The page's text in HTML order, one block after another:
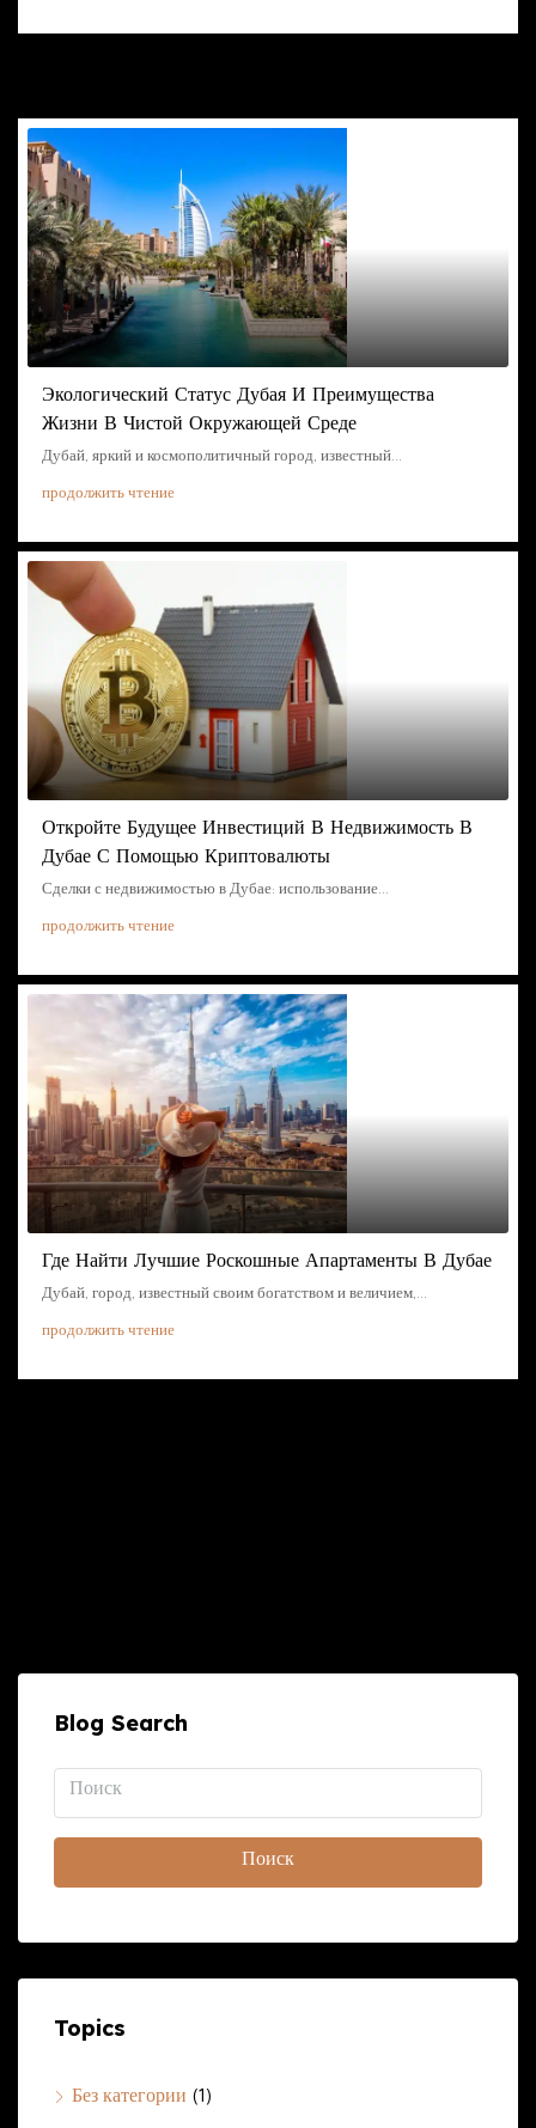
Экологический Статус Дубая И Преимущества
Жизни В Чистой Окружающей Среде
Дубай, яркий и космополитичный город, известный...
продолжить чтение
Откройте Будущее Инвестиций В Недвижимость В
Дубае С Помощью Криптовалюты
Сделки с недвижимостью в Дубае: использование...
продолжить чтение
Где Найти Лучшие Роскошные Апартаменты В Дубае
Дубай, город, известный своим богатством и величием,...
продолжить чтение
Blog Search
Поиск
Topics
Без категории (1)